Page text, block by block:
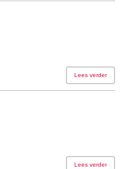
Lees verder
Lees verder